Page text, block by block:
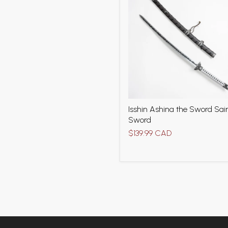
Ashina
the
Sword
Saint's
Isshin Ashina the Sword
Sword
$139.99 CAD